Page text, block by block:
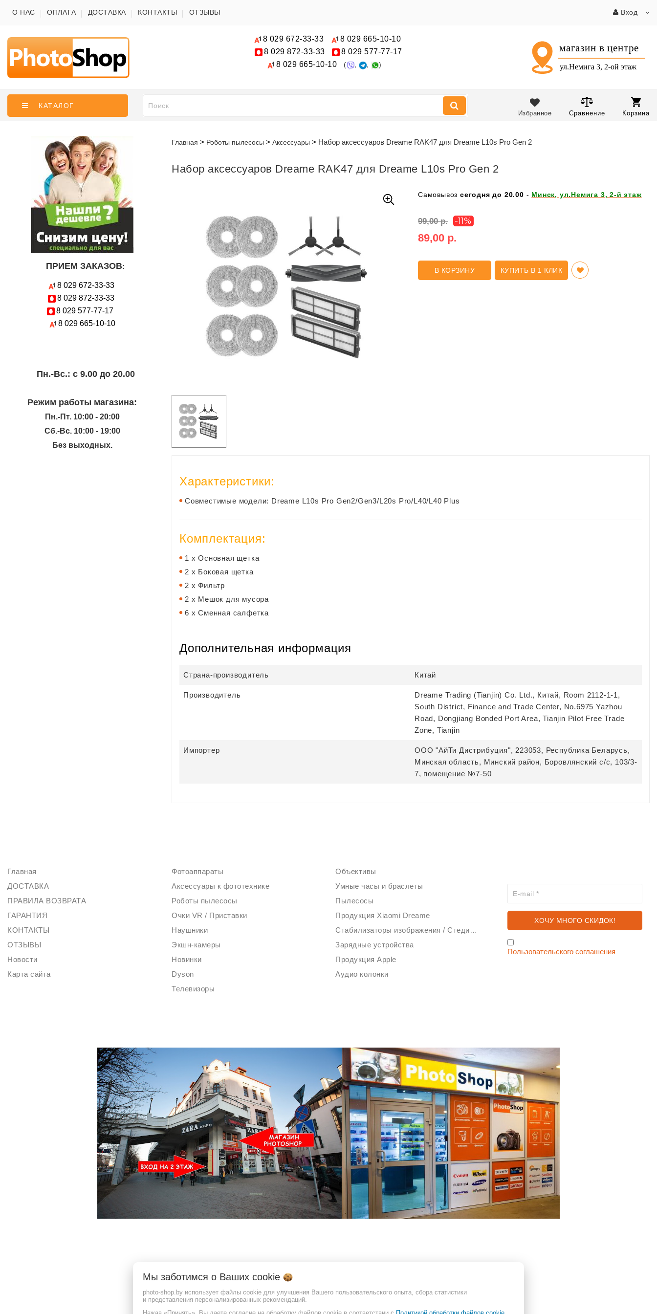
О НАС ОПЛАТА ДОСТАВКА КОНТАКТЫ ОТЗЫВЫ Вход
8 029 672-33-33 8 029 665-10-10
8 029 872-33-33 8 029 577-77-17
8 029 665-10-10 ( , , )
КАТАЛОГ
Корзина
Сравнение
Избранное
Главная Роботы пылесосы Аксессуары Набор аксессуаров Dreame RAK47 для Dreame L10s Pro Gen 2
Набор аксессуаров Dreame RAK47 для Dreame L10s Pro Gen 2
Самовывоз сегодня до 20.00 - Минск, ул.Немига 3, 2-й этаж
99,00 р. -11%
89,00 р.
В КОРЗИНУ КУПИТЬ В 1 КЛИК
Характеристики:
Совместимые модели: Dreame L10s Pro Gen2/Gen3/L20s Pro/L40/L40 Plus
Комплектация:
1 х Основная щетка
2 х Боковая щетка
2 х Фильтр
2 х Мешок для мусора
6 х Сменная салфетка
Дополнительная информация
Страна-производитель Китай
Производитель
Dreame Trading (Tianjin) Co. Ltd., Китай, Room 2112-1-1,
South District, Finance and Trade Center, No.6975 Yazhou
Road, Dongjiang Bonded Port Area, Tianjin Pilot Free Trade
Zone, Tianjin
Импортер
ООО "АйТи Дистрибуция", 223053, Республика Беларусь,
Минская область, Минский район, Боровлянский с/с, 103/3-
7, помещение №7-50
ПРИЕМ ЗАКАЗОВ:
8 029 672-33-33
8 029 872-33-33
8 029 577-77-17
8 029 665-10-10
Пн.-Вc.: с 9.00 до 20.00
Режим работы магазина:
Пн.-Пт. 10:00 - 20:00
Сб.-Вс. 10:00 - 19:00
Без выходных.
Главная
ДОСТАВКА
ПРАВИЛА ВОЗВРАТА
ГАРАНТИЯ
КОНТАКТЫ
ОТЗЫВЫ
Новости
Карта сайта
Фотоаппараты
Объективы
Аксессуары к фототехнике
Умные часы и браслеты
Роботы пылесосы
Пылесосы
Очки VR / Приставки
Продукция Xiaomi Dreame
Наушники
Стабилизаторы изображения / Стедикам
Экшн-камеры
Зарядные устройства
Новинки
Продукция Apple
Dyson
Аудио колонки
Телевизоры
Пользовательского соглашения
Гарантийное и сервисное обслуживание, рассмотрение обращение покупателей:
Мы заботимся о Ваших cookie
photo-shop.by использует файлы cookie для улучшения Вашего пользовательского опыта, сбора статистики
и представления персонализированных рекомендаций.